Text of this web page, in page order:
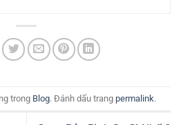
trong Blog. Đánh dấu trang permalink.